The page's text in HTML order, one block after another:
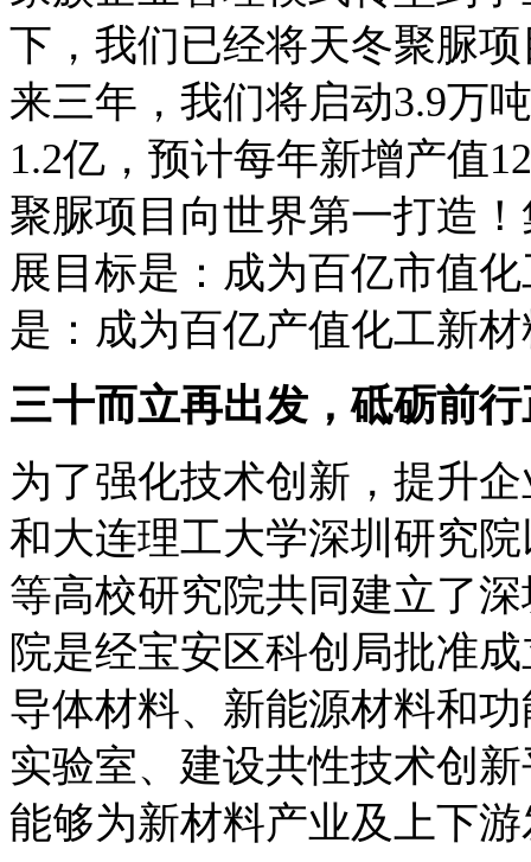
下，我们已经将天冬聚脲
来三年，我们将启动3.9万
1.2亿，预计每年新增产值
聚脲项目向世界第一打造
展目标是：成为百亿市值
是：成为百亿产值化工新
三十而立再出发，砥砺前
为了强化技术创新，提升
和大连理工大学深圳研究
等高校研究院共同建立了
院是经宝安区科创局批准
导体材料、新能源材料和
实验室、建设共性技术创
能够为新材料产业及上下